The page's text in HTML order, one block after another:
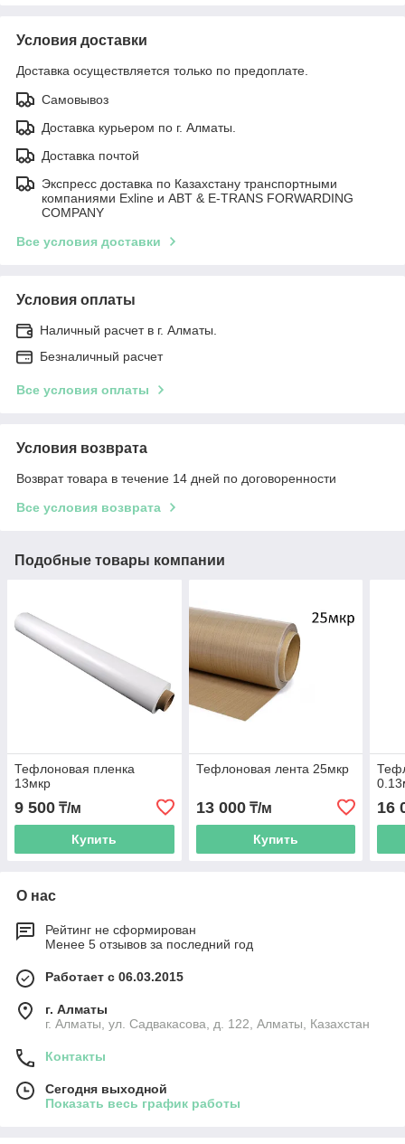
Условия доставки
Доставка осуществляется только по предоплате.
Самовывоз
Доставка курьером по г. Алматы.
Доставка почтой
Экспресс доставка по Казахстану транспортными
компаниями Exline и ABT & E-TRANS FORWARDING
COMPANY
Все условия доставки
Условия оплаты
Наличный расчет в г. Алматы.
Безналичный расчет
Все условия оплаты
Условия возврата
Возврат товара в течение 14 дней по договоренности
Все условия возврата
Подобные товары компании
Тефлоновая пленка
13мкр
9 500 ₸/м
Купить
Тефлоновая лента 25мкр
13 000₸/м
Купить
16
О нас
Рейтинг не сформирован
Менее 5 отзывов за последний год
Работает с 06.03.2015
г. Алматы
г. Алматы, ул. Садвакасова, д. 122, Алматы, Казахстан
Контакты
Сегодня выходной
Показать весь график работы